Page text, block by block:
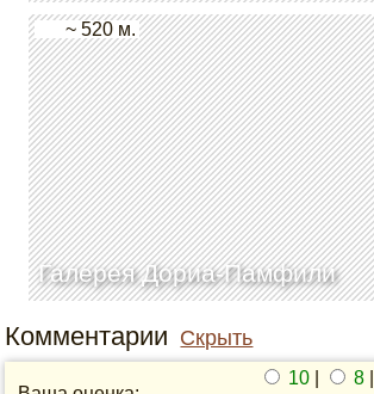
Галерея Дориа-Памфили
~ 520 м.
Комментарии Скрыть
10 8